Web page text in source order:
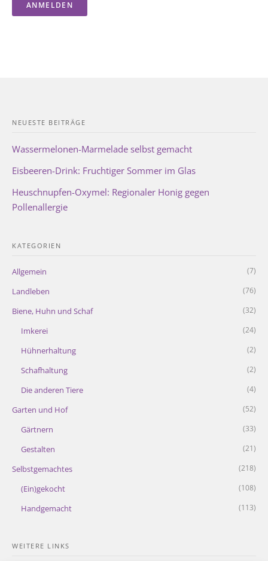
NEUESTE BEITRÄGE
Wassermelonen-Marmelade selbst gemacht
Eisbeeren-Drink: Fruchtiger Sommer im Glas
Heuschnupfen-Oxymel: Regionaler Honig gegen
Pollenallergie
KATEGORIEN
Allgemein (7)
Landleben (76)
Biene, Huhn und Schaf (32)
Imkerei (24)
Hühnerhaltung (2)
Schafhaltung (2)
Die anderen Tiere (4)
Garten und Hof (52)
Gärtnern (33)
Gestalten (21)
Selbstgemachtes (218)
(Ein)gekocht (108)
Handgemacht (113)
WEITERE LINKS